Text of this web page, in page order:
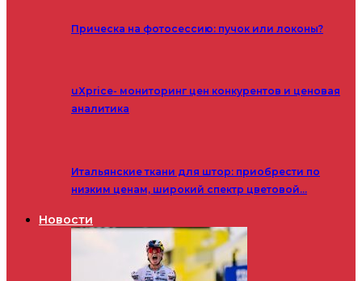
Прическа на фотосессию: пучок или локоны?
uXprice- мониторинг цен конкурентов и ценовая
аналитика
Итальянские ткани для штор: приобрести по
низким ценам, широкий спектр цветовой…
Новости